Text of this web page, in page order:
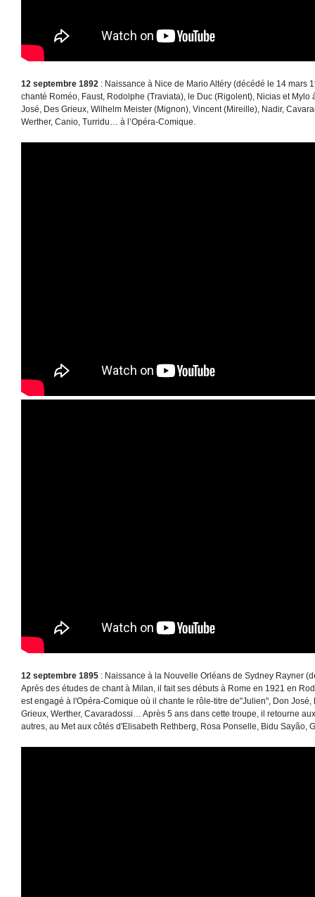
12 septembre 1892 : Naissance à Nice de Mario Altéry (décédé le 14 mars
chanté Roméo, Faust, Rodolphe (Traviata), le Duc (Rigolent), Nicias et Mylo
José, Des Grieux, Wilhelm Meister (Mignon), Vincent (Mireille), Nadir,
Werther, Canio, Turridu… à l’Opéra-Comique.
12 septembre 1895 : Naissance à la Nouvelle Orléans de Sydney Rayner
Après des études de chant à Milan, il fait ses débuts à Rome en 1921 en
est engagé à l'Opéra-Comique où il chante le rôle-titre de"Julien", Don
Grieux, Werther, Cavaradossi… Après 5 ans dans cette troupe, il retourne
autres, au Met aux côtés d'Elisabeth Rethberg, Rosa Ponselle, Bidu Sayão,